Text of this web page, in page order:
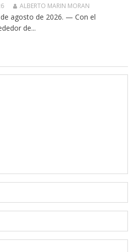
ALBERTO MARIN MORAN
agosto de 2026. — Con el
de...